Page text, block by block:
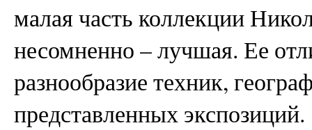
малая часть коллекции
несомненно – лучшая. Ее
разнообразие техник,
представленных экспозиций.